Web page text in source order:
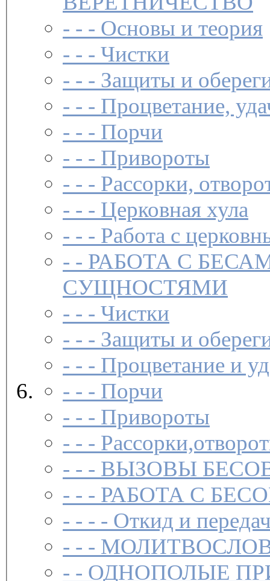
- - - Основы и теория
- - - Чистки­
- - - Защиты и
- - - Процветание,
- - - Порчи
- - - Привороты
- - - Рассорки,
- - - Церковная хула
- - - Работа с
- - РАБОТА С
СУЩНОСТЯМИ
- - - Чистки­
- - - Защиты и
- - - Процветание и
- - - Порчи
- - - Привороты
- - -
- - - ВЫЗОВЫ
- - - РАБОТА С
- - - - Откид и
- - -
- - ОДНОПОЛЫЕ